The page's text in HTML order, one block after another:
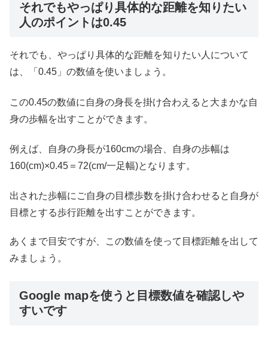
それでもやっぱり具体的な距離を知りたい
人のポイントは0.45
それでも、やっぱり具体的な距離を知りたい人について
は、「0.45」の数値を使いましょう。
この0.45の数値に自身の身長を掛け合わえると大まかな自
身の歩幅を出すことができます。
例えば、自身の身長が160cmの場合、自身の歩幅は
160(cm)×0.45＝72(cm/一足幅)となります。
出された歩幅にご自身の目標歩数を掛け合わせると自身が
目標とする歩行距離を出すことができます。
あくまで目安ですが、この数値を使って目標距離を出して
みましょう。
Google mapを使うと目標数値を確認しや
すいです